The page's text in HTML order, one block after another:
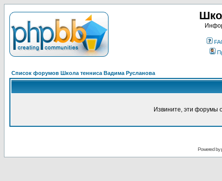
Список форумов Школа тенниса Вадима Русланова
Извините, эти форумы
Powered by